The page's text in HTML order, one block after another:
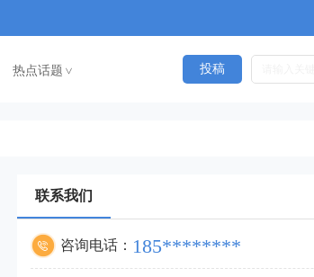
热点话题 < 投稿
联系我们
咨询电话： 185********